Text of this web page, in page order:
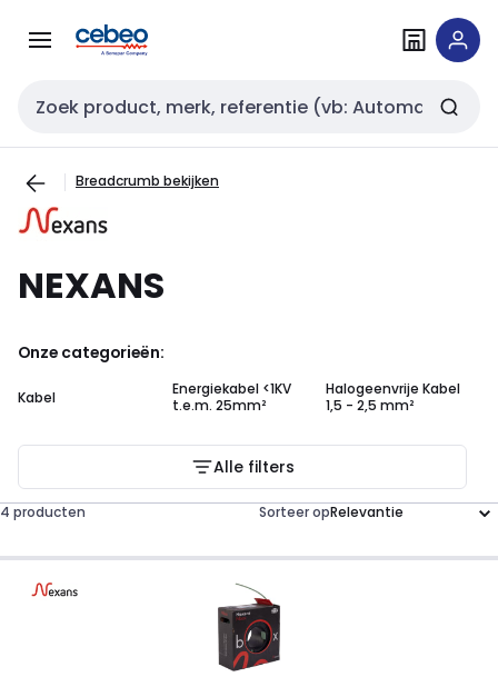
naar
naar
Zoekveld invoer
Breadcrumb bekijken
NEXANS
Onze categorieën:
Kabel
Energiekabel <1KV
t.e.m. 25mm²
Halogeenvrije Kabel
1,5 - 2,5 mm²
Alle filters
4 producten Sorteer op